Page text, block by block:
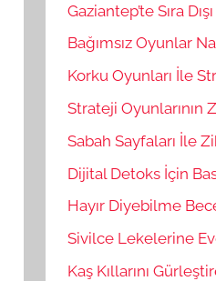
Gaziantep’te Sıra
Bağımsız Oyunlar
Korku Oyunları İle
Strateji Oyunlarının
Sabah Sayfaları İle
Dijital Detoks İçin
Hayır Diyebilme
Sivilce Lekelerine
Kaş Kıllarını